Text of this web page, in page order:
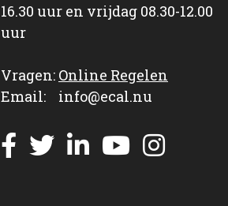
16.30 uur en vrijdag 08.30-12.00
uur
Vragen: Online Regelen
Email: info@ecal.nu